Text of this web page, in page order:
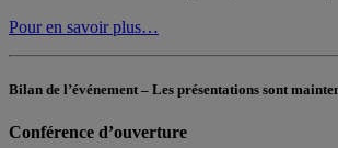
Pour en savoir plus…
Bilan de l’événement – Les présentations sont
Conférence d’ouverture